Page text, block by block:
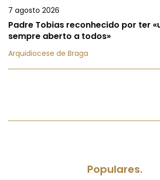
7 agosto 2026
Padre Tobias reconhecido por ter
sempre aberto a todos»
Arquidiocese de Braga
Populares.